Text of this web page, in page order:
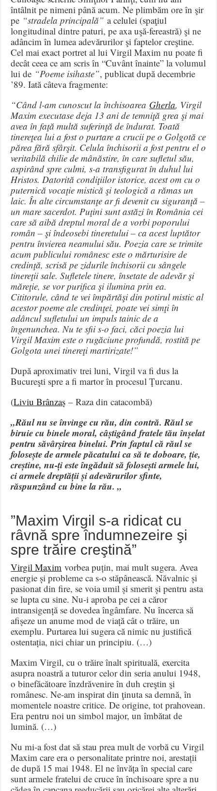
întâlnit pe nimeni până acum. Ne plimbăm ore în şir
pe “stradela principală” a celulei (spaţiul
longitudinal dintre paturi, pe axa uşă-fereastră) şi ne
adâncim în lumea adevărurilor şi faptelor creştine.
Cel mai exact portret al lui Virgil Maxim nu poate fi
decât ceea ce am scris în “Cuvânt înainte” la volumul
lui de “Poeme isihaste”, publicat după decembrie
’89. Iată câteva fragmente:
“Când l-am cunoscut la închisoarea Gherla, Virgil
Maxim executase deja 13 ani de temniţă grea şi mai
avea în faţă multă suferinţă de îndurat. Toată
tinereţea lui a fost o purtare a crucii pe o Golgotă ce
părea fără sfârşit. Celula închisorii a fost pentru el o
veritabilă chilie de mânăstire, în care sufletul său,
aspirând spre culmi, s-a transfigurat în duhul lui
Hristos. Datorită condiţiilor istorice, acest om cu o
puternică vocaţie mistică şi teologică a rămas un
laic. În alte circumstanţe ar fi devenit cu siguranţă –
un mare sacerdot. Puţini sunt astăzi în România cei
care să aibă dreptul moral de a vorbi poporului
român – şi îndeosebi tineretului – ca acest luptător
pentru învierea neamului său. Poezia care se trimite
acum publicului românesc este o mărturisire de
credinţă, scrisă pe zidurile închisorii cu sângele
tinereţii sale. Sufletele tinere, însetate de adevăr şi
măreţie, se vor purifica şi ilumina prin ea.
Cititorule, când te vei împărtăşi din potirul mistic al
acestor poeme ale credinţei, poate vei simţi în
adâncul sufletului un impuls tainic de a
îngenunchea. Nu te sfii s-o faci, căci poezia lui
Virgil Maxim este o rugăciune profundă, rostită pe
Golgota unei tinereţi martirizate!”
După aproximativ trei luni, Virgil va fi dus la
Bucureşti spre a fi martor în procesul Ţurcanu.
(Liviu Brânzaș – Raza din catacombă)
„Răul nu se învinge cu rău, din contră. Răul se
biruie cu binele moral, câștigând fratele tău înșelat
pentru săvârșirea binelui. Prin faptul că răul se
folosește de armele păcatului ca să te doboare, ție,
creștine, nu-ți este îngăduit să folosești armele lui,
ci armele dreptății și adevărurilor sfinte,
răspunzând cu bine la rău. „
”Maxim Virgil s-a ridicat cu
râvnă spre îndumnezeire şi
spre trăire creştină”
Virgil Maxim vorbea puțin, mai mult sugera. Avea
energie și probleme ca s-o stăpânească. Năvalnic și
pasionat din fire, se voia umil și smerit și pentru asta
se lupta cu sine. Nu-i aproba pe cei a căror
intransigență se dovedea îngâmfare. Nu încerca să
afișeze un anume mod de viață cât o trăire, un
exemplu. Purtarea lui sugera că nimic nu justifică
ostentația, nici chiar un principiu. (…)
Maxim Virgil, cu o trăire înalt spirituală, exercita
asupra noastră a tuturor celor din seria anului 1948,
o binefăcătoare înzdrăvenire în duh creştin şi
românesc. Ne-am inspirat din ţinuta sa demnă, în
momentele noastre critice. De origine, tot prahovean.
Era pentru noi un simbol major, un îmbătat de
lumină. (…)
Nu mi-a fost dat să stau prea mult de vorbă cu Virgil
Maxim care era o personalitate printre noi, arestații
de după 15 mai 1948. El ne învăța în special care
sunt armele fratelui de cruce în închisoare spre a nu